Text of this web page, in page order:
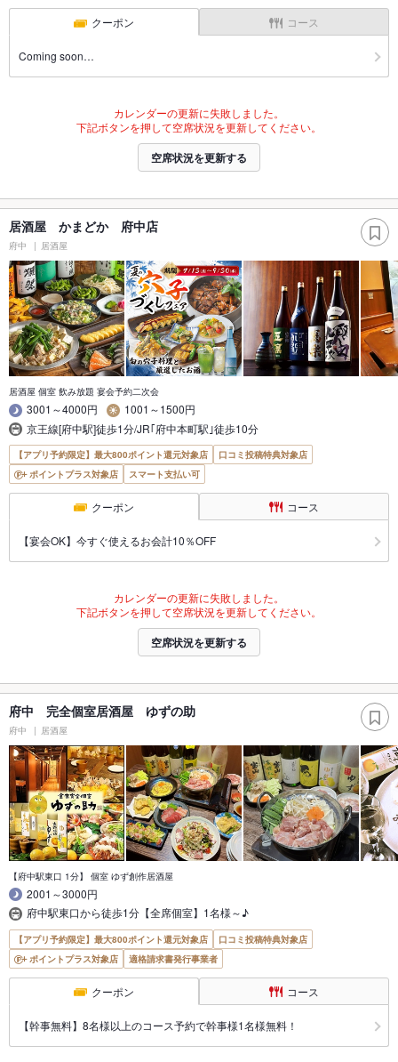
クーポン コース
Coming soon…
カレンダーの更新に失敗しました。
下記ボタンを押して空席状況を更新してください。
空席状況を更新する
居酒屋 かまどか 府中店
府中 居酒屋
居酒屋 個室 飲み放題 宴会予約二次会
3001～4000円
1001～1500円
京王線[府中駅]徒歩1分/JR｢府中本町駅｣徒歩10分
【アプリ予約限定】最大800ポイント還元対象店
口コミ投稿特典対象店
ポイントプラス対象店
スマート支払い可
クーポン コース
【宴会OK】今すぐ使えるお会計10％OFF
カレンダーの更新に失敗しました。
下記ボタンを押して空席状況を更新してください。
空席状況を更新する
府中 完全個室居酒屋 ゆずの助
府中 居酒屋
【府中駅東口 1分】 個室 ゆず創作居酒屋
2001～3000円
府中駅東口から徒歩1分【全席個室】1名様～♪
【アプリ予約限定】最大800ポイント還元対象店
口コミ投稿特典対象店
ポイントプラス対象店
適格請求書発行事業者
クーポン コース
【幹事無料】8名様以上のコース予約で幹事様1名様無料！